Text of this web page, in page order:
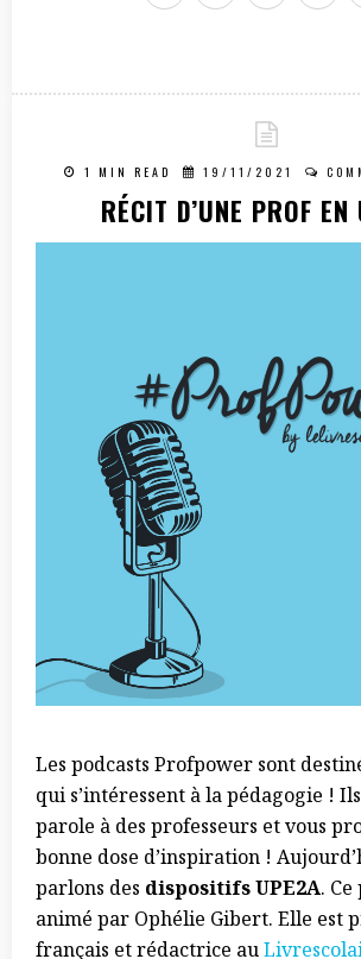
1 MIN READ 19/11/2021
RÉCIT D’UNE PROF
Les podcasts Profpower sont
qui s’intéressent à la pédagogie !
parole à des professeurs et vous
bonne dose d’inspiration !
parlons des dispositifs UPE2A.
animé par Ophélie Gibert. Elle est
français et rédactrice au